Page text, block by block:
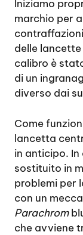
Iniziamo
marchio per
delle
calibro è
di un
diverso dai
Come
lancetta
in anticipo.
sostituito in
problemi per
con un
Parachrom
che avviene